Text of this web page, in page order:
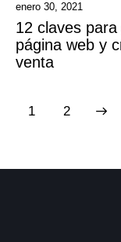
enero 30, 2021
12 claves
página web y
venta
1 2